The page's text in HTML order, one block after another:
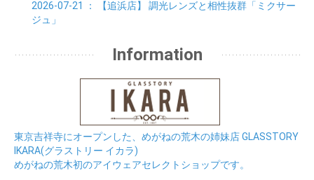
2026-07-21
： 【追浜店】 調光レンズと相性抜群「ミクサー
ジュ」
Information
東京吉祥寺にオープンした、めがねの荒木の姉妹店 GLASSTORY
IKARA(グラストリー イカラ)
めがねの荒木初のアイウェアセレクトショップです。